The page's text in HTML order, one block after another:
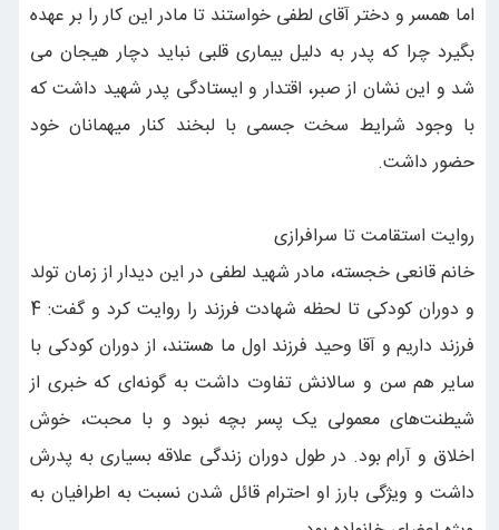
اما همسر و دختر آقای لطفی خواستند تا مادر این کار را بر عهده
بگیرد چرا که پدر به دلیل بیماری قلبی نباید دچار هیجان می
شد و این نشان از صبر، اقتدار و ایستادگی پدر شهید داشت که
با وجود شرایط سخت جسمی با لبخند کنار میهمانان خود
حضور داشت.
روایت استقامت تا سرافرازی
خانم قانعی خجسته، مادر شهید لطفی در این دیدار از زمان تولد
و دوران کودکی تا لحظه شهادت فرزند را روایت کرد و گفت: 4
فرزند داریم و آقا وحید فرزند اول ما هستند، از دوران کودکی با
سایر هم سن و سالانش تفاوت داشت به گونه‌ای که خبری از
شیطنت‌های معمولی یک پسر بچه نبود و با محبت، خوش
اخلاق و آرام بود. در طول دوران زندگی علاقه بسیاری به پدرش
داشت و ویژگی بارز او احترام قائل شدن نسبت به اطرافیان به